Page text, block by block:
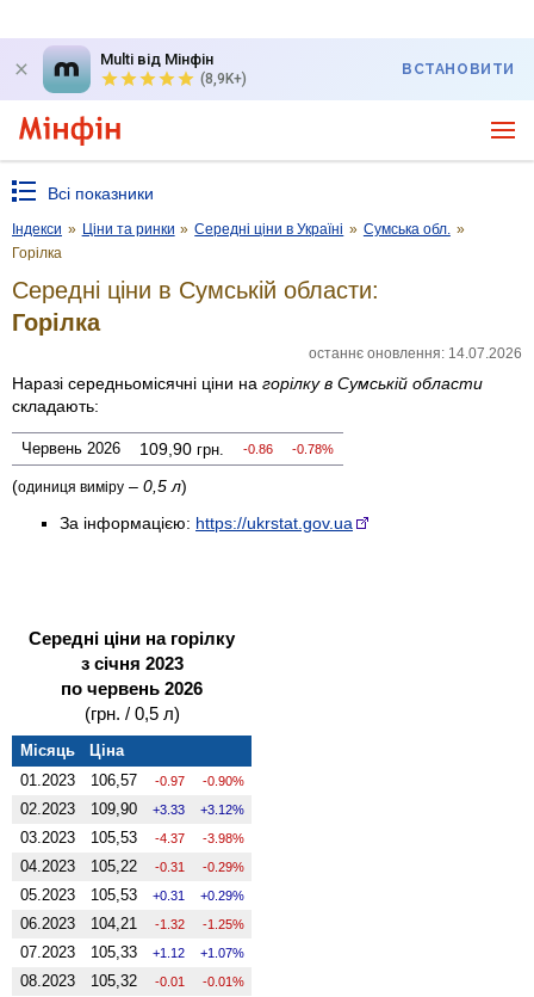
Multi від Мінфін
(8,9K+)
ВСТАНОВИТИ
Всі показники
Індекси » Ціни та ринки » Середні ціни в Україні » Сумська обл. »
Горілка
Середні ціни в Сумській области:
Горілка
останнє оновлення: 14.07.2026
Наразі середньомісячні ціни на горілку в Сумській области
складають:
Червень 2026 109,90 грн. -0.86 -0.78%
(одиниця виміру – 0,5 л)
За інформацією: https://ukrstat.gov.ua
Середні ціни на горілку
з січня 2023
по червень 2026
(грн. / 0,5 л)
Місяць
Ціна
01.2023
106,57 -0.97 -0.90%
02.2023 109,90 3.33 3.12%
03.2023 105,53 -4.37 -3.98%
04.2023 105,22 -0.31 -0.29%
05.2023 105,53 0.31 0.29%
06.2023 104,21 -1.32 -1.25%
07.2023 105,33 1.12 1.07%
08.2023 105,32 -0.01 -0.01%